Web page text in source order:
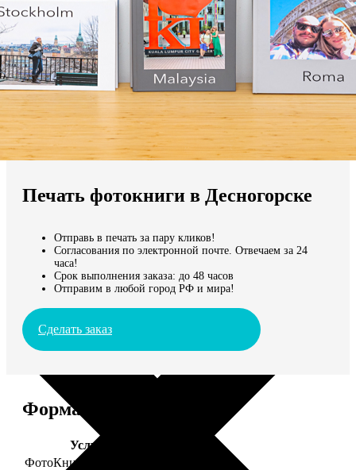
Мы доставляем по всему миру
Продолжить без города
Печать фотокниги в Десногорске
Отправь в печать за пару кликов!
Согласования по электронной почте. Отвечаем за 24
часа!
Срок выполнения заказа: до 48 часов
Отправим в любой город РФ и мира!
Сделать заказ
Форматы и цены
Услуга
ФотоКниги "Премиум"